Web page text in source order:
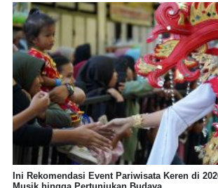
Ini Rekomendasi Event Pariwisata Keren di